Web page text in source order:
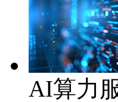
AI算力